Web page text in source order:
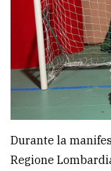
Durante la
Regione